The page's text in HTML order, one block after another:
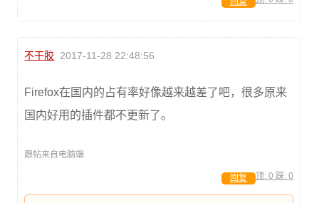
不干胶 2017-11-28 22:48:56
Firefox在国内的占有率好像越来越差了吧，很多原来
国内好用的插件都不更新了。
跟帖来自电脑端
顶: 0 踩: 0
回复